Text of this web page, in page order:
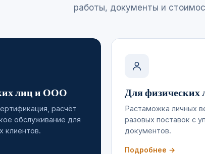
работы, документы и
лиц и ООО
расчёт
обслуживание для
клиентов.
Для физических
Растаможка личных
разовых поставок с
документов.
Подробнее →